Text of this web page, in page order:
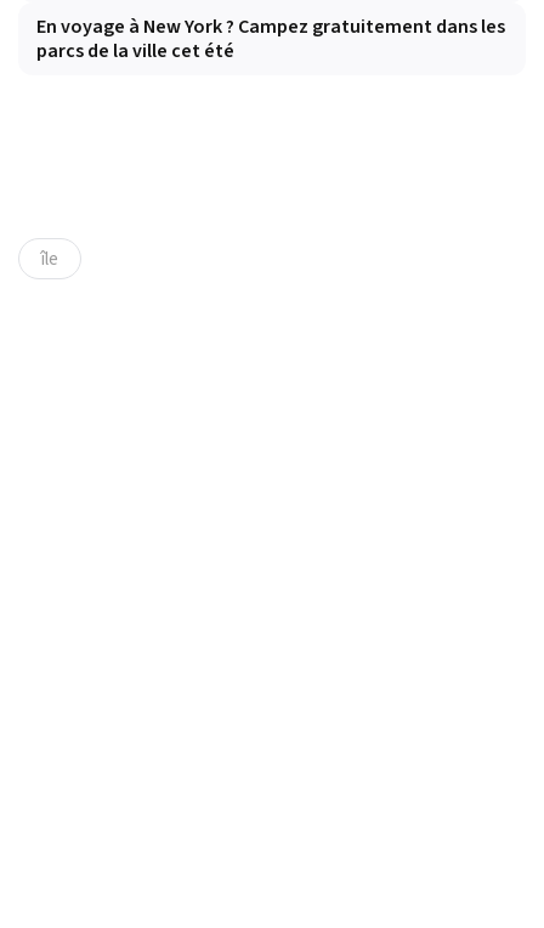
En voyage à New York ? Campez gratuitement dans les
parcs de la ville cet été
île